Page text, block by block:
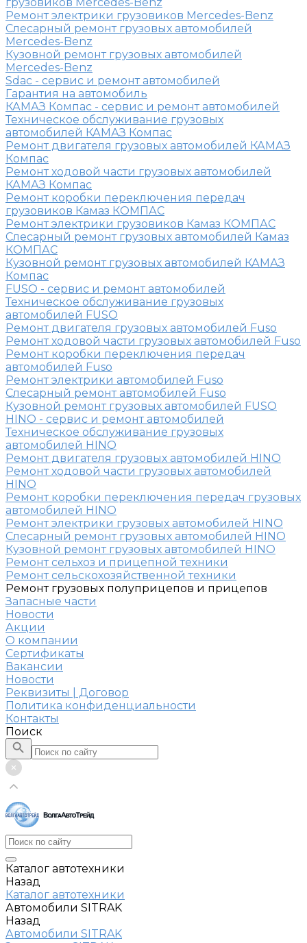
Ремонт электрики грузовиков Mercedes-Benz
Слесарный ремонт грузовых автомобилей
Mercedes-Benz
Кузовной ремонт грузовых автомобилей
Mercedes-Benz
Sdac - сервис и ремонт автомобилей
Гарантия на автомобиль
КАМАЗ Компас - сервис и ремонт автомобилей
Техническое обслуживание грузовых
автомобилей КАМАЗ Компас
Ремонт двигателя грузовых автомобилей КАМАЗ
Компас
Ремонт ходовой части грузовых автомобилей
КАМАЗ Компас
Ремонт коробки переключения передач
грузовиков Камаз КОМПАС
Ремонт электрики грузовиков Камаз КОМПАС
Слесарный ремонт грузовых автомобилей Камаз
КОМПАС
Кузовной ремонт грузовых автомобилей КАМАЗ
Компас
FUSO - сервис и ремонт автомобилей
Техническое обслуживание грузовых
автомобилей FUSO
Ремонт двигателя грузовых автомобилей Fuso
Ремонт ходовой части грузовых автомобилей Fuso
Ремонт коробки переключения передач
автомобилей Fuso
Ремонт электрики автомобилей Fuso
Слесарный ремонт автомобилей Fuso
Кузовной ремонт грузовых автомобилей FUSO
HINO - сервис и ремонт автомобилей
Техническое обслуживание грузовых
автомобилей HINO
Ремонт двигателя грузовых автомобилей HINO
Ремонт ходовой части грузовых автомобилей
HINO
Ремонт коробки переключения передач грузовых
автомобилей HINO
Ремонт электрики грузовых автомобилей HINO
Слесарный ремонт грузовых автомобилей HINO
Кузовной ремонт грузовых автомобилей HINO
Ремонт сельхоз и прицепной техники
Ремонт сельскохозяйственной техники
Ремонт грузовых полуприцепов и прицепов
Запасные части
Новости
Акции
О компании
Сертификаты
Вакансии
Новости
Реквизиты | Договор
Политика конфиденциальности
Контакты
Поиск
Каталог автотехники
Назад
Каталог автотехники
Автомобили SITRAK
Назад
Автомобили SITRAK